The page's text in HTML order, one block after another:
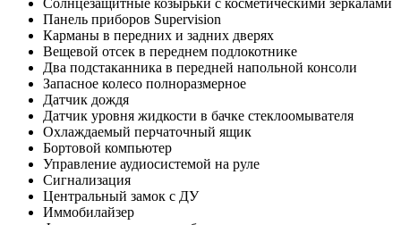
Солнцезащитные козырьки с косметическими зеркалами
Панель приборов Supervision
Карманы в передних и задних дверях
Вещевой отсек в переднем подлокотнике
Два подстаканника в передней напольной консоли
Запасное колесо полноразмерное
Датчик дождя
Датчик уровня жидкости в бачке стеклоомывателя
Охлаждаемый перчаточный ящик
Бортовой компьютер
Управление аудиосистемой на руле
Сигнализация
Центральный замок с ДУ
Иммобилайзер